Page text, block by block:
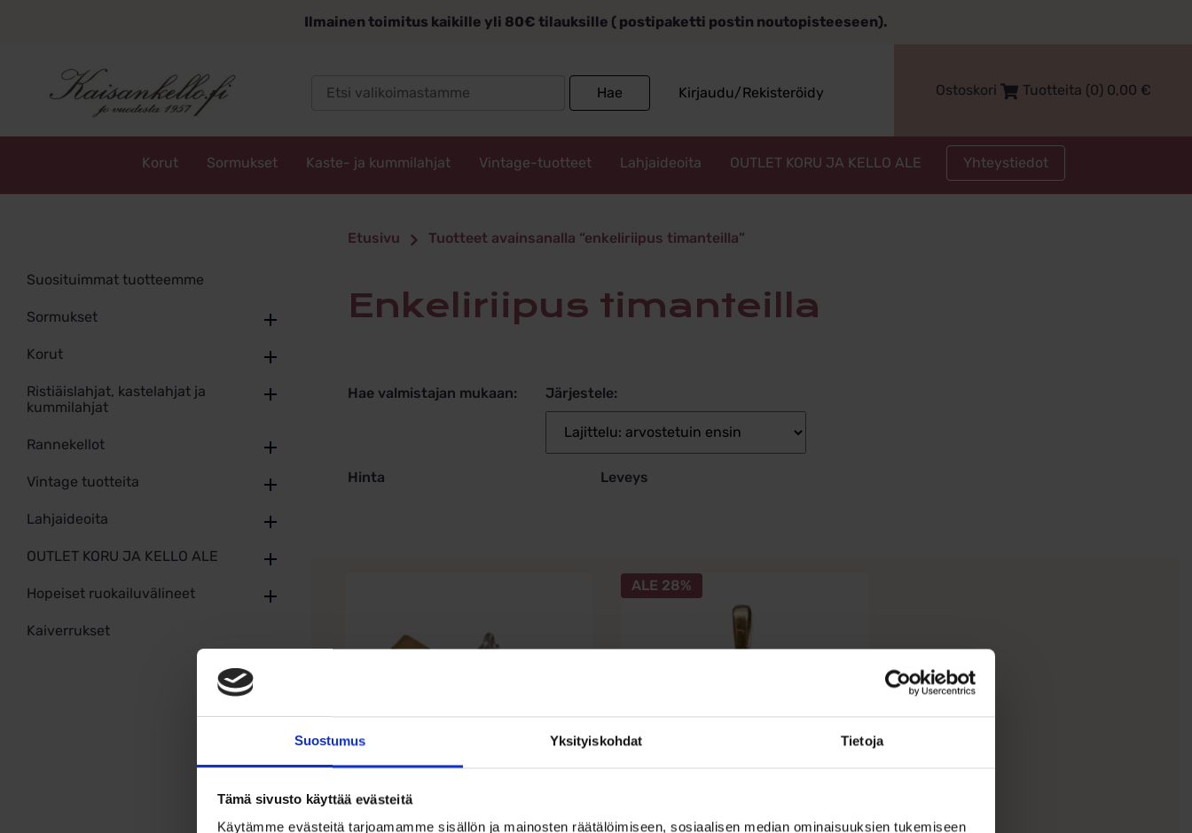
Suostumus Yksityiskohdat Tietoja
Tämä sivusto käyttää evästeitä
Käytämme evästeitä tarjoamamme sisällön ja mainosten räätälöimiseen, sosiaalisen median ominaisuuksien tukemiseen
Ilmainen toimitus kaikille yli 80€ tilauksille ( postipaketti postin noutopisteeseen).
Hae Kirjaudu/Rekisteröidy Ostoskori Tuotteita (0) 0,00 €
Korut Sormukset Kaste- ja kummilahjat Vintage-tuotteet Lahjaideoita OUTLET KORU JA KELLO ALE Yhteystiedot
enkeliriipus timanteilla
Suosituimmat tuotteemme
Sormukset
Korut
Ristiäislahjat, kastelahjat ja
kummilahjat
Rannekellot
Vintage tuotteita
Lahjaideoita
OUTLET KORU JA KELLO ALE
Hopeiset ruokailuvälineet
Kaiverrukset
Etusivu Tuotteet avainsanalla “enkeliriipus timanteilla”
enkeliriipus timanteilla
Hae valmistajan mukaan: Järjestele:
Hinta Leveys
ALE 28%